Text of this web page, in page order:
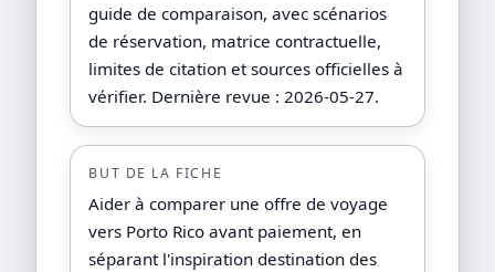
guide de comparaison, avec scénarios
de réservation, matrice contractuelle,
limites de citation et sources officielles à
vérifier. Dernière revue : 2026-05-27.
BUT DE LA FICHE
Aider à comparer une offre de voyage
vers Porto Rico avant paiement, en
séparant l'inspiration destination des